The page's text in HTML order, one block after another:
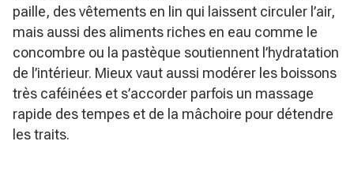
paille, des vêtements en lin qui laissent circuler l’air,
mais aussi des aliments riches en eau comme le
concombre ou la pastèque soutiennent l’hydratation
de l’intérieur. Mieux vaut aussi modérer les boissons
très caféinées et s’accorder parfois un massage
rapide des tempes et de la mâchoire pour détendre
les traits.